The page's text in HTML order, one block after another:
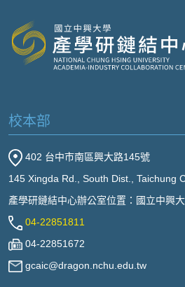
校本部
402 台中市南區興大路145號
145 Xingda Rd., South Dist., Taichung
產學研鏈結中心辦公室位置：國立中興
04-22851811
04-22851672
gcaic@dragon.nchu.edu.tw